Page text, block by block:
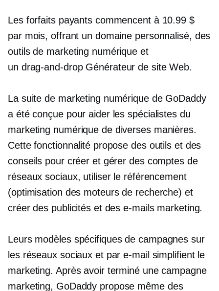
Les forfaits payants commencent à 10.99 $
par mois, offrant un domaine personnalisé, des
outils de marketing numérique et
un drag-and-dropGénérateur de site Web.
La suite de marketing numérique de GoDaddy
a été conçue pour aider les spécialistes du
marketing numérique de diverses manières.
Cette fonctionnalité propose des outils et des
conseils pour créer et gérer des comptes de
réseaux sociaux, utiliser le référencement
(optimisation des moteurs de recherche) et
créer des publicités et des e-mails marketing.
Leurs modèles spécifiques de campagnes sur
les réseaux sociaux et par e-mail simplifient le
marketing. Après avoir terminé une campagne
marketing, GoDaddy propose même des